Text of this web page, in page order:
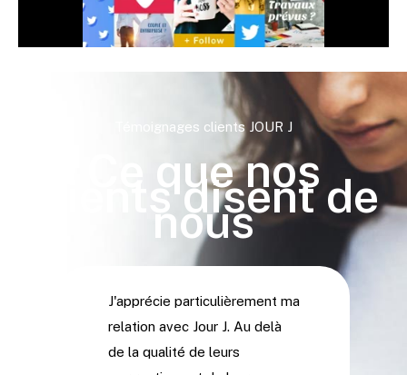
Témoignages clients JOUR J
Ce que nos
clients disent de
nous
J'apprécie particulièrement ma
relation avec Jour J. Au delà
de la qualité de leurs